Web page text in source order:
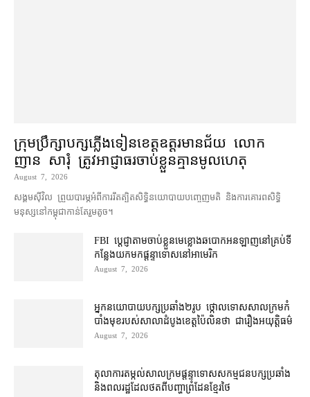
ក្រុមប្រឹក្សា​បក្ស​ភ្លើងទៀន​ខេត្ត​ឧត្ដរមានជ័យ លោក
ញាន សារុំ ត្រូវ​អាជ្ញាធរ​ចាប់ខ្លួន​គ្មាន​មូលហេតុ
August 7, 2026
សង្គម​ស៊ីវិល ព្រួយបារម្ភ​អំពី​ការ​រឹតត្បិត​សិទ្ធិ​នយោបាយ​បញ្ចេញមតិ និង​ការគោរព​សិទ្ធិ
មនុស្ស​នៅ​កម្ពុជា​កាន់តែ​រួម​តូច។
FBI ប្ដេជ្ញា​តាម​ចាប់ខ្លួន​មេខ្លោង​ឆបោក​អនឡាញ​នៅ​គ្រប់​ទី
កន្លែង​យក​មក​ផ្ដន្ទាទោស​នៅ​អាមេរិក
August 7, 2026
អ្នកនយោបាយ​បក្ស​ប្រឆាំង​២​រូប ថ្កោលទោស​សាលក្រម​កំ
បាំងមុខ​របស់​សាលាដំបូង​ខេត្ត​ប៉ៃលិន​ថា ជា​រឿង​អយុត្តិធម៌
August 7, 2026
តុលាការ​តម្កល់​សាលក្រម​ផ្ដន្ទាទោស​សកម្មជន​បក្ស​ប្រឆាំង​
និង​ពលរដ្ឋ​ដែល​ថត​ពី​បញ្ហា​ព្រំដែន​ខ្មែរ​ថៃ